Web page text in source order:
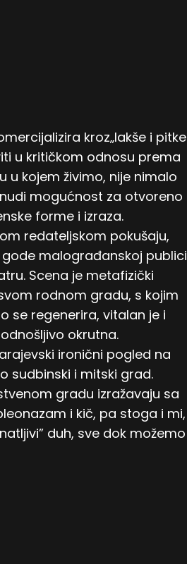
kroz„lakše i pitke
u kritičkom odnosu prema
u kojem živimo, nije nimalo
mogućnost za otvoreno
forme i izraza.
redateljskom pokušaju,
malograđanskoj publici
Scena je metafizički
rodnom gradu, s kojim
se regenerira, vitalan je i
okrutna.
ironični pogled na
sudbinski i mitski grad.
gradu izražavaju sa
i kič, pa stoga i mi,
duh, sve dok možemo